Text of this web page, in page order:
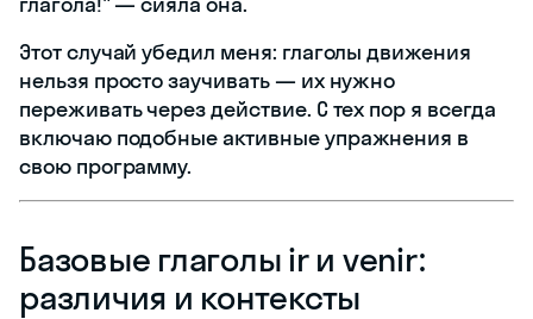
Этот случай убедил меня: глаголы движения
нельзя просто заучивать — их нужно
переживать через действие. С тех пор я всегда
включаю подобные активные упражнения в
свою программу.
Базовые глаголы ir и venir:
различия и контексты